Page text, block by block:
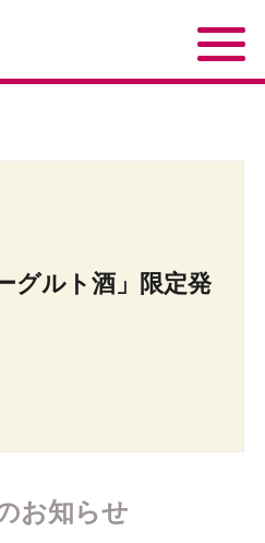
グルト酒」限定発
お知らせ